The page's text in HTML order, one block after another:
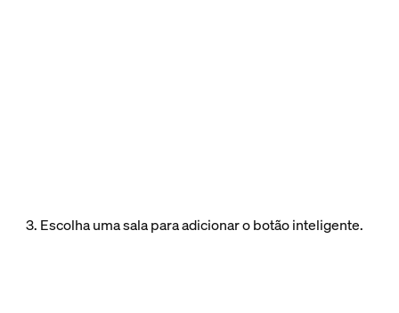
3. Escolha uma sala para adicionar o botão inteligente.